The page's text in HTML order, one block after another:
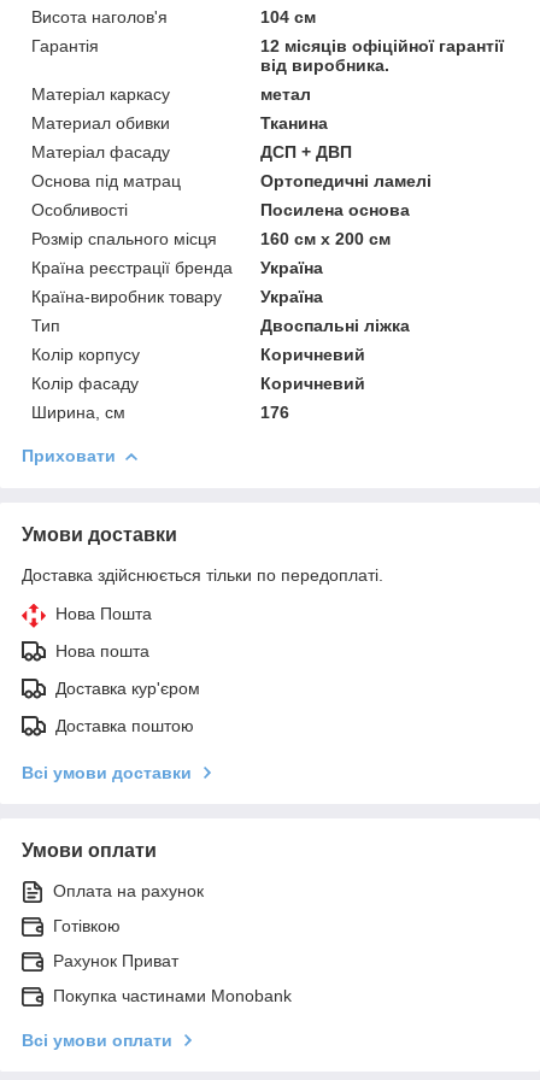
Висота наголов'я
104 см
Гарантія
12 місяців офіційної гарантії
від виробника.
Матеріал каркасу
метал
Материал обивки
Тканина
Матеріал фасаду
ДСП + ДВП
Основа під матрац
Ортопедичні ламелі
Особливості
Посилена основа
Розмір спального місця
160 см х 200 см
Країна реєстрації бренда
Україна
Країна-виробник товару
Україна
Тип
Двоспальні ліжка
Колір корпусу
Коричневий
Колір фасаду
Коричневий
Ширина, см
176
Приховати
Умови доставки
Доставка здійснюється тільки по передоплаті.
Нова Пошта
Нова пошта
Доставка кур'єром
Доставка поштою
Всі умови доставки
Умови оплати
Оплата на рахунок
Готівкою
Рахунок Приват
Покупка частинами Monobank
Всі умови оплати